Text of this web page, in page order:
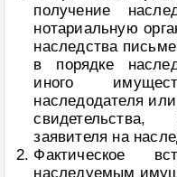
получение
нотариальную
наследства
в порядке
иного
наследодателя
свидетельства,
заявителя на
Фактическое
наследуемым